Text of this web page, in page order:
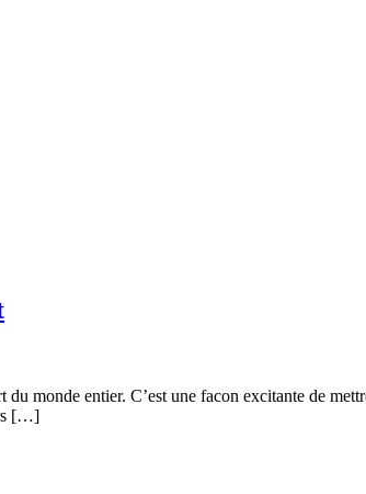
monde entier. C’est une facon excitante de
[…]